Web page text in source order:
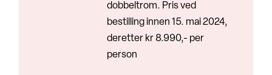
dobbeltrom. Pris ved
bestilling innen 15. mai 2024,
deretter kr 8.990,- per
person